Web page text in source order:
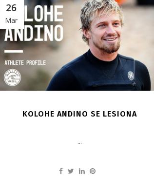
26
Mar
KOLOHE ANDINO SE LESIONA
...